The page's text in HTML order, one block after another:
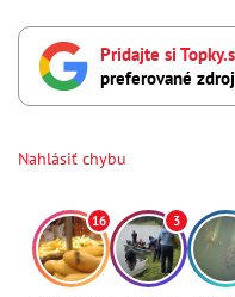
Pridajte si
preferované
Nahlásiť chybu
16 3